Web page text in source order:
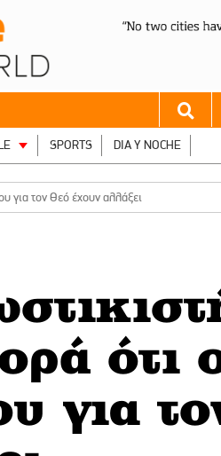
SPORTS DIA Y NOCHE
για τον Θεό έχουν αλλάξει
ότι
για